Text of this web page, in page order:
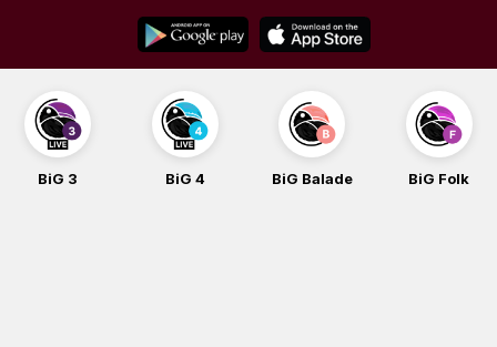
content
BiG 3 BiG 4 BiG Balade BiG Folk